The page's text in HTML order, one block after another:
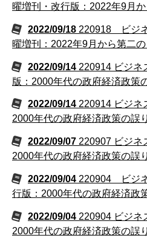
曜増刊・改行版：2022年9月
2022/09/18 220918 ビジ
曜増刊：2022年9月から第二
2022/09/14 220914 ビジネ
版：2000年代の政府経済政策
2022/09/14 220914 ビジネ
2000年代の政府経済政策の誤
2022/09/07 220907 ビジネ
2000年代の政府経済政策の誤
2022/09/04 220904 ビジ
行版：2000年代の政府経済政
2022/09/04 220904 ビジネ
2000年代の政府経済政策の誤